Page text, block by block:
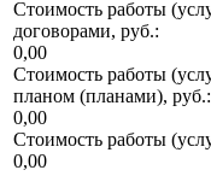
Стоимость работы
договорами, руб.:
0,00
Стоимость работы
планом (планами), руб.:
0,00
Стоимость работы
0,00